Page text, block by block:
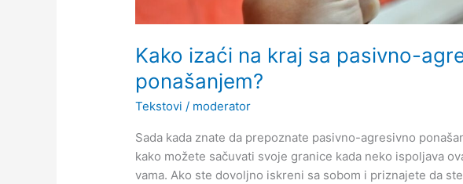
Kako izaći na kraj sa pasivno-
ponašanjem?
Tekstovi / moderator
Sada kada znate da prepoznate pasivno-agresivno
kako možete sačuvati svoje granice kada neko ispoljava
vama. Ako ste dovoljno iskreni sa sobom i priznajete da